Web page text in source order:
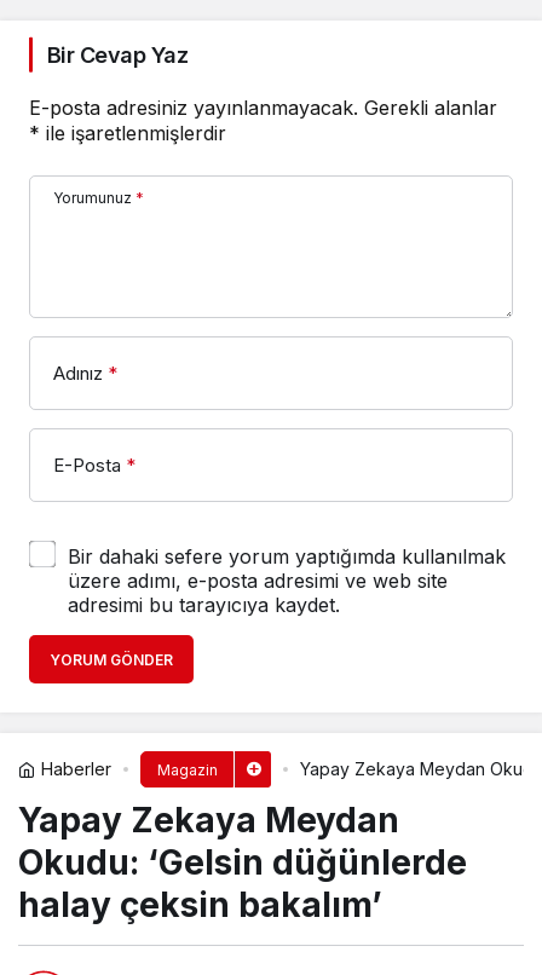
Bir Cevap Yaz
E-posta adresiniz yayınlanmayacak. Gerekli alanlar
* ile işaretlenmişlerdir
Yorumunuz *
Adınız *
E-Posta *
Bir dahaki sefere yorum yaptığımda kullanılmak
üzere adımı, e-posta adresimi ve web site
adresimi bu tarayıcıya kaydet.
YORUM GÖNDER
Haberler Magazin Yapay Zekaya Meydan
Yapay Zekaya Meydan
Okudu: ‘Gelsin düğünlerde
halay çeksin bakalım’